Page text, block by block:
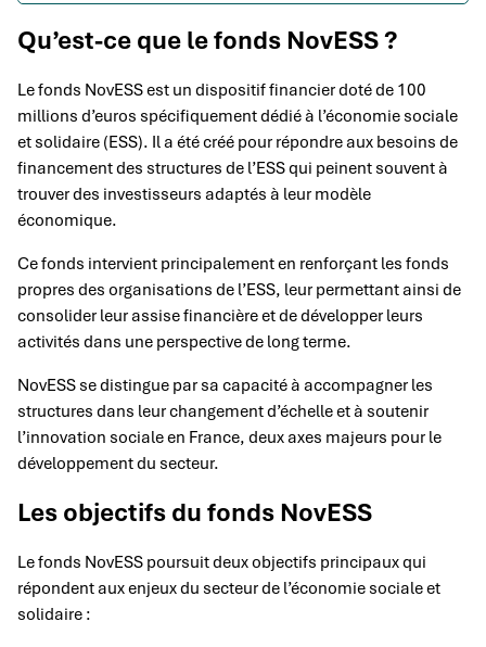
Qu’est-ce que le fonds NovESS ?
Le fonds NovESS est un dispositif financier doté de 100
millions d’euros spécifiquement dédié à l’économie sociale
et solidaire (ESS). Il a été créé pour répondre aux besoins de
financement des structures de l’ESS qui peinent souvent à
trouver des investisseurs adaptés à leur modèle
économique.
Ce fonds intervient principalement en renforçant les fonds
propres des organisations de l’ESS, leur permettant ainsi de
consolider leur assise financière et de développer leurs
activités dans une perspective de long terme.
NovESS se distingue par sa capacité à accompagner les
structures dans leur changement d’échelle et à soutenir
l’innovation sociale en France, deux axes majeurs pour le
développement du secteur.
Les objectifs du fonds NovESS
Le fonds NovESS poursuit deux objectifs principaux qui
répondent aux enjeux du secteur de l’économie sociale et
solidaire :